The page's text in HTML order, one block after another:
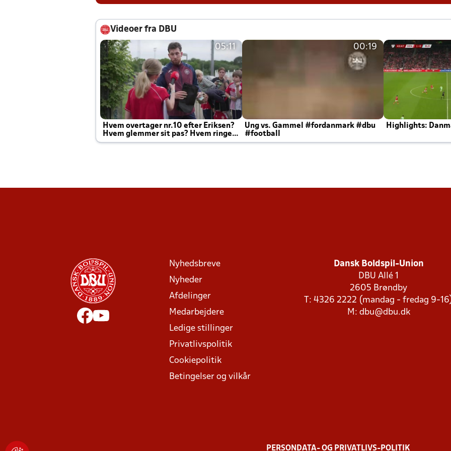
Videoer fra DBU
05:11
Hvem overtager nr.10 efter Eriksen?
Hvem glemmer sit pas? Hvem ringer
Joachim altid til efter kampe?
00:19
Ung vs. Gammel #fordanmark #dbu
#football
Highlights:
Nyhedsbreve
Nyheder
Afdelinger
Medarbejdere
Ledige stillinger
Privatlivspolitik
Cookiepolitik
Betingelser og vilkår
Dansk Boldspil-Union
DBU Allé 1
2605 Brøndby
T: 4326 2222 (mandag - fredag 9-
M: dbu@dbu.dk
PERSONDATA- OG PRIVATLIVS-POLITIK